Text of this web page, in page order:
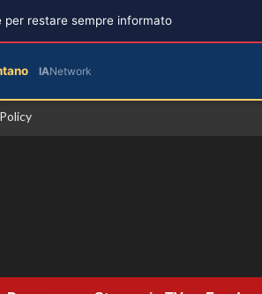
restare sempre informato
IANetwork